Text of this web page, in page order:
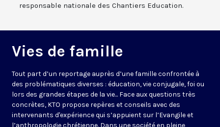
responsable nationale des Chantiers Education.
Vies de famille
Tout part d’un reportage auprès d’une famille confrontée à
des problématiques diverses : éducation, vie conjugale, foi ou
lors des grandes étapes de la vie... Face aux questions très
concrètes, KTO propose repères et conseils avec des
intervenants d'expérience qui s’appuient sur l’Evangile et
l’anthropologie chrétienne. Dans une société en pleine